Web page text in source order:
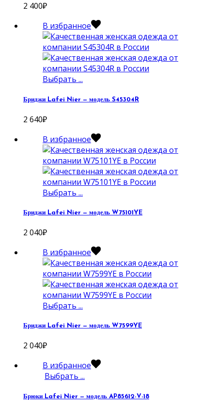
2 400₽
В избранное
Выбрать ...
Бриджи Lafei Nier — модель S45304R
2 640₽
В избранное
Выбрать ...
Бриджи Lafei Nier — модель W75101YE
2 040₽
В избранное
Выбрать ...
Бриджи Lafei Nier — модель W7599YE
2 040₽
В избранное
Выбрать ...
Брюки Lafei Nier — модель AP85612-V-18